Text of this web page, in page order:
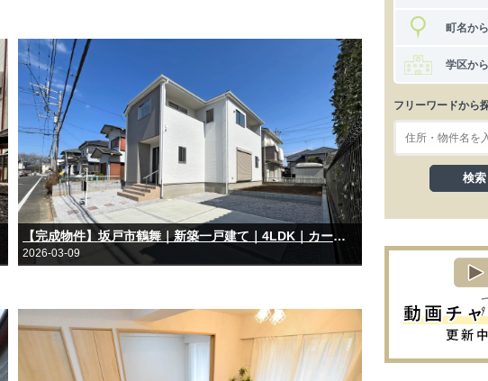
【完成物件】坂戸市鶴舞｜新築一戸建て｜4LDK｜カースペース2台｜東武越生線「一本松」駅徒歩18分
2026-03-09
町名か
学区か
フリーワードから